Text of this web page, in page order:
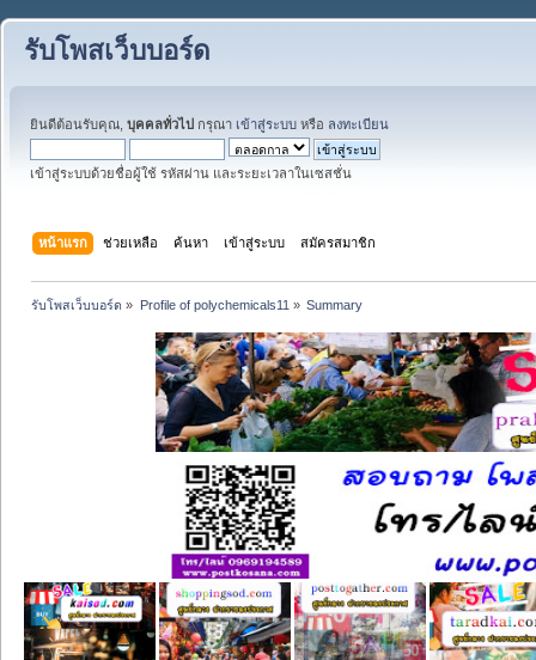
รับโพสเว็บบอร์ด
ยินดีต้อนรับคุณ, บุคคลทั่วไป กรุณา เข้าสู่ระบบ หรือ ลงทะเบียน
เข้าสู่ระบบด้วยชื่อผู้ใช้ รหัสผ่าน และระยะเวลาในเซสชั่น
หน้าแรก ช่วยเหลือ ค้นหา เข้าสู่ระบบ สมัครสมาชิก
รับโพสเว็บบอร์ด » Profile of polychemicals11 » Summary